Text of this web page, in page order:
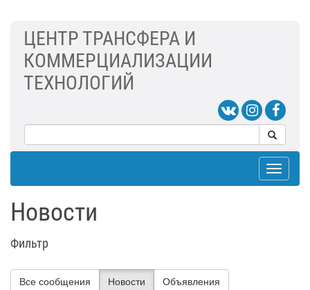
ЦЕНТР ТРАНСФЕРА И
КОММЕРЦИАЛИЗАЦИИ
ТЕХНОЛОГИЙ
Toggle
Новости
Фильтр
Все сообщения Новости
Объявления